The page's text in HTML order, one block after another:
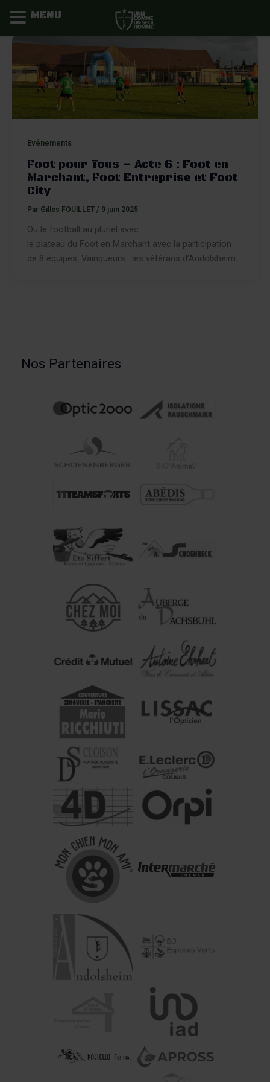
Aller
contenu
Evénements
Foot pour Tous – Acte 6 : Foot en
Marchant, Foot Entreprise et Foot
City
Par Gilles FOUILLET / 9 juin 2025
Ou le football au pluriel avec :
le plateau du Foot en Marchant avec la participation
de 8 équipes. Vainqueurs : les vétérans d’Andolsheim
Nos Partenaires
MENU